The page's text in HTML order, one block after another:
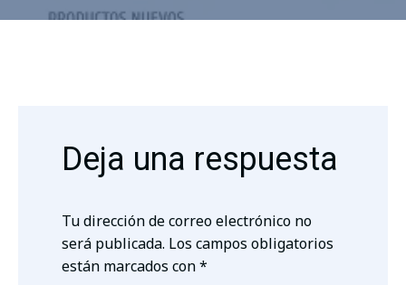
Deja una respuesta
Tu dirección de correo electrónico no
será publicada. Los campos obligatorios
están marcados con*